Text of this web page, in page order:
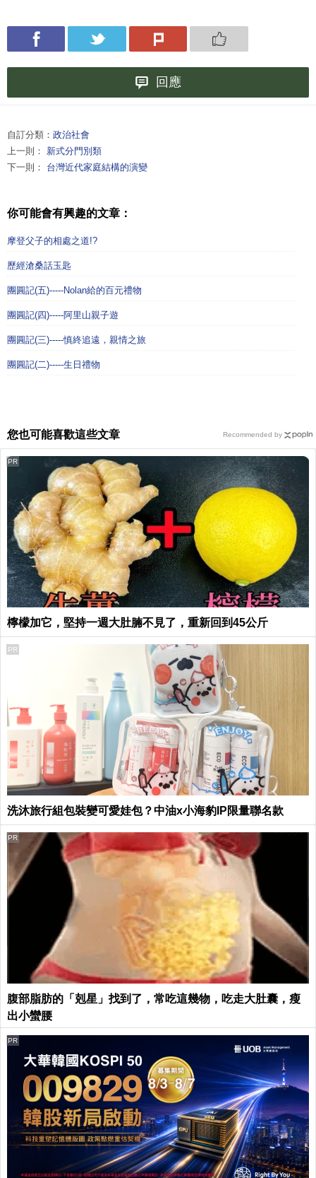
回應
自訂分類： 政治社會
上一則： 新式分門別類
下一則： 台灣近代家庭結構的演變
你可能會有興趣的文章：
摩登父子的相處之道!?
歷經滄桑話玉匙
團圓記(五)-----Nolan給的百元禮物
團圓記(四)-----阿里山親子遊
團圓記(三)-----慎終追遠，親情之旅
團圓記(二)-----生日禮物
您也可能喜歡這些文章
檸檬加它，堅持一週大肚腩不見了，重新回到45公斤
PR
洗沐旅行組包裝變可愛娃包？中油x小海豹IP限量聯名款
PR
腹部脂肪的「剋星」找到了，常吃這幾物，吃走大肚囊，瘦
出小蠻腰
PR
PR
Recommended by